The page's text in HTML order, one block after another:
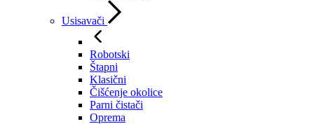
Usisavači
Robotski
Štapni
Klasični
Čišćenje okolice
Parni čistači
Oprema